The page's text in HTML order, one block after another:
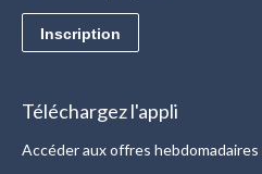
Inscription
Téléchargez l'appli
Accéder aux offres